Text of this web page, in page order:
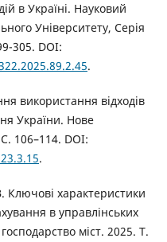
в Україні. Науковий
Університету, Серія
305. DOI:
.
використання відходів
України. Нове
106–114. DOI:
.
характеристики
в управлінських
міст. 2025. Т.